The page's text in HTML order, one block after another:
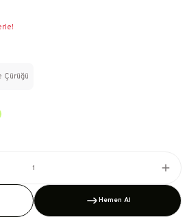
Çürüğü
Hemen Al